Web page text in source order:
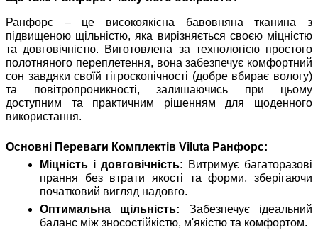
Ранфорс – це високоякісна бавовняна тканина з
підвищеною щільністю, яка вирізняється своєю міцністю
та довговічністю. Виготовлена за технологією простого
полотняного переплетення, вона забезпечує комфортний
сон завдяки своїй гігроскопічності (добре вбирає вологу)
та повітропроникності, залишаючись при цьому
доступним та практичним рішенням для щоденного
використання.
Основні Переваги Комплектів Viluta Ранфорс:
Міцність і довговічність: Витримує багаторазові
прання без втрати якості та форми, зберігаючи
початковий вигляд надовго.
Оптимальна щільність: Забезпечує ідеальний
баланс між зносостійкістю, м'якістю та комфортом.